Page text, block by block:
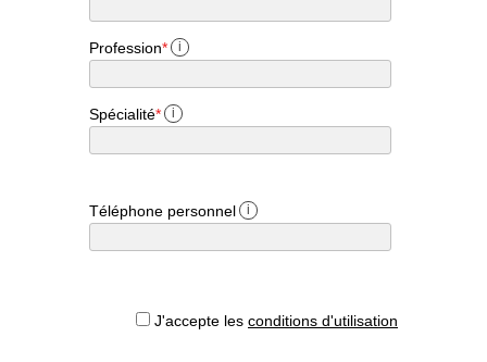
Profession* i
Spécialité* i
Téléphone personnel i
J'accepte les conditions d'utilisation